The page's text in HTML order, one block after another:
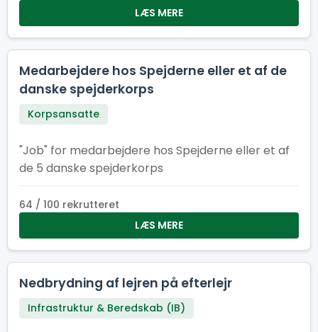
spørgsmålet: “Hvad sker der, hvis jeg trykker
her?”
LÆS MERE
Medarbejdere hos Spejderne eller et af de
danske spejderkorps
Korpsansatte
"Job" for medarbejdere hos Spejderne eller et af
de 5 danske spejderkorps
64 / 100 rekrutteret
LÆS MERE
Nedbrydning af lejren på efterlejr
Infrastruktur & Beredskab (IB)